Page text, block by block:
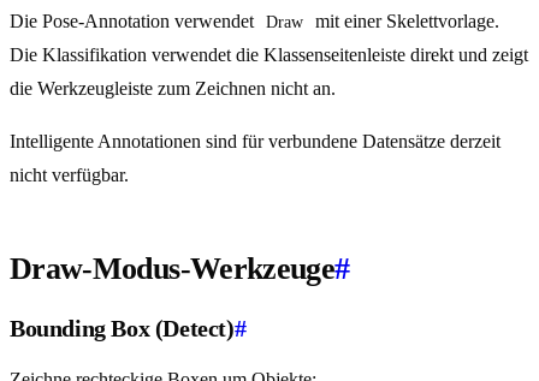
Die Pose-Annotation verwendet Draw
mit einer Skelettvorlage.
Die Klassifikation verwendet die Klassenseitenleiste direkt und zeigt
die Werkzeugleiste zum Zeichnen nicht an.
Intelligente Annotationen sind für verbundene Datensätze derzeit
nicht verfügbar.
Draw-Modus-Werkzeuge#
Bounding Box (Detect)#